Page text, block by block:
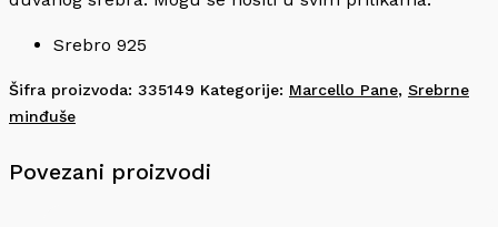
Srebro 925
Šifra proizvoda: 335149 Kategorije: Marcello Pane, Srebrne
minđuše
Povezani proizvodi